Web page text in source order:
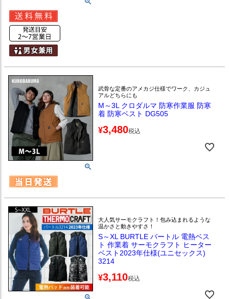
武骨な定番のアメカジ仕様でワーク、カジュ
アルどちらにも
M～3L クロダルマ 防寒作業服 防寒
着 防寒ベスト DG505
¥3,480税込
大人気サーモクラフト！包み込まれるような
温かさと動きやすさ！
S～XL BURTLE バートル 電熱ベス
ト 作業着 サーモクラフト ヒーター
ベスト2023年仕様(ユニセックス)
3214
¥3,110税込